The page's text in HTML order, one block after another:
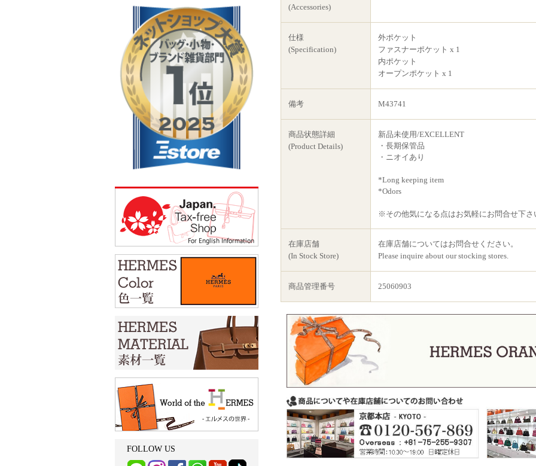
(Accessories)
仕様
(Specification)
外ポケット
ファスナーポケット x 1
内ポケット
オープンポケット x 1
備考 M43741
商品状態詳細
(Product Details)
新品未使用/EXCELLENT
・長期保管品
・ニオイあり
*Long keeping item
*Odors
※その他気になる点はお気軽にお問合せ下さ
在庫店舗
(In Stock Store)
在庫店舗についてはお問合せください。
Please inquire about our stocking stores.
商品管理番号 25060903
FOLLOW US